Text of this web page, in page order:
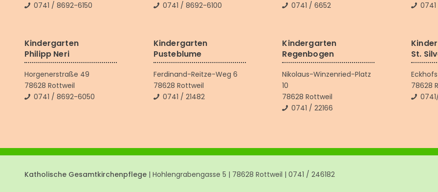
0741 / 8692-6150
Kindergarten
Philipp Neri
Horgenerstraße 49
78628 Rottweil
0741 / 8692-6050
0741 / 8692-6100
Kindergarten
Pusteblume
Ferdinand-Reitze-Weg 6
78628 Rottweil
0741 / 21482
0741 / 6652
Kindergarten
Regenbogen
Nikolaus-Winzenried-Platz
10
78628 Rottweil
0741 / 22166
St.
78628
Katholische Gesamtkirchenpflege | Hohlengrabengasse 5 | 78628 Rottweil | 0741 / 246182